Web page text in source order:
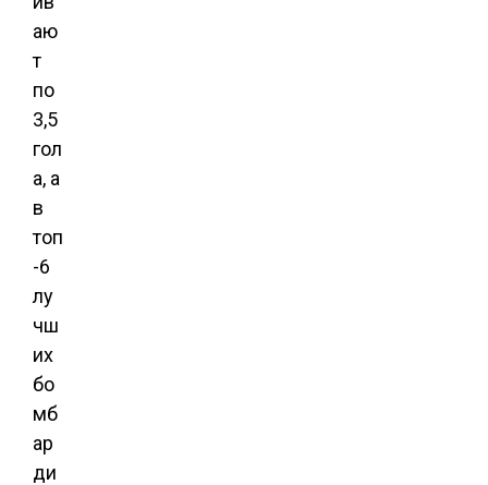
аю
т
по
3,5
гол
а, а
в
топ
-6
лу
чш
их
бо
мб
ар
ди